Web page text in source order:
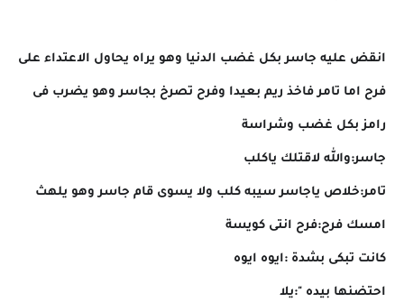
انقض عليه جاسر بكل غضب الدنيا وهو يراه يحاول الاعتداء على
فرح اما تامر فاخذ ريم بعيدا وفرح تصرخ بجاسر وهو يضرب فى
رامز بكل غضب وشراسة
جاسر:والله لاقتلك ياكلب
تامر:خلاص ياجاسر سيبه كلب ولا يسوى قام جاسر وهو يلهث
امسك فرح:فرح انتى كويسة
كانت تبكى بشدة :ايوه ايوه
احتضنها بيده ":يلا